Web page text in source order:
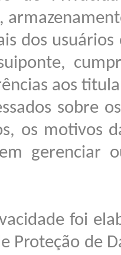
dos
aos
sobre
os motivos
gerenciar
foi
Proteção de